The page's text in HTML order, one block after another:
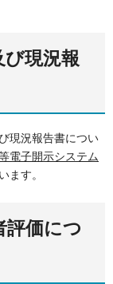
び現況報
現況報告書につい
電子開示システム
ます。
評価につ